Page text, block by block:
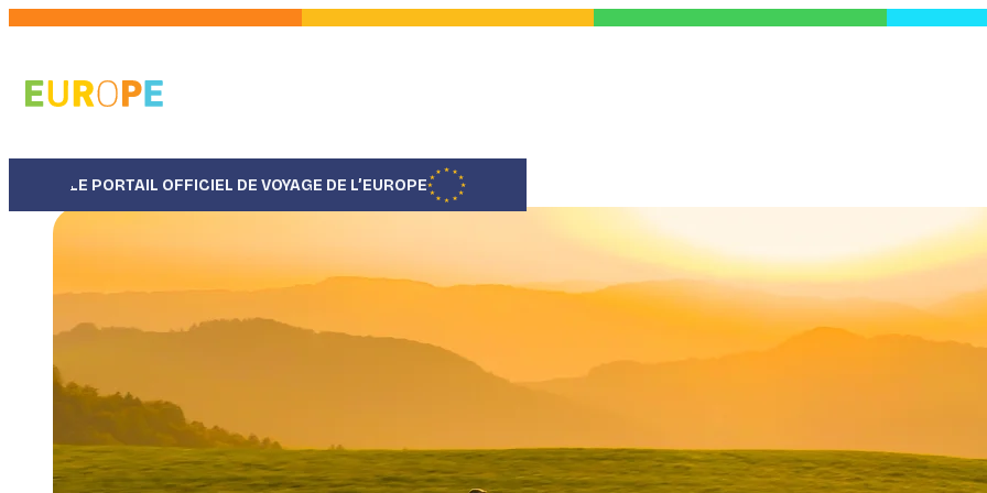
Aller
contenu
principal
LE PORTAIL OFFICIEL DE VOYAGE DE L’EUROPE